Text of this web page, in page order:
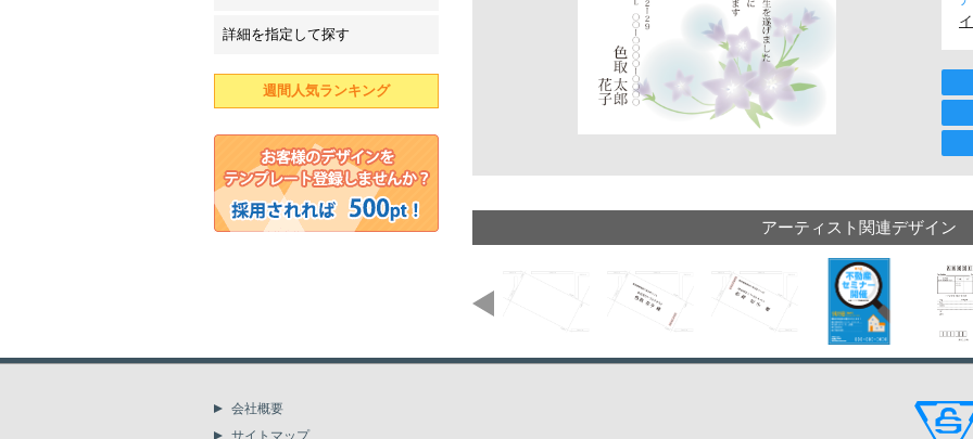
詳細を指定して探す
週間人気ランキング
アーティスト関連デザイン
会社概要
サイトマップ